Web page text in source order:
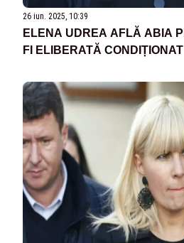
26 iun. 2025, 10:39
ELENA UDREA AFLĂ ABIA
FI ELIBERATĂ CONDIȚIONAT